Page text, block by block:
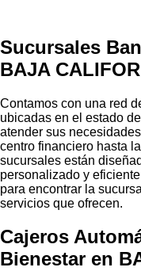
Sucursales
BAJA
Contamos con una red
ubicadas en el estado
atender sus
centro financiero hasta
sucursales están
personalizado y
para encontrar la
servicios que ofrecen.
Cajeros
Bienestar en